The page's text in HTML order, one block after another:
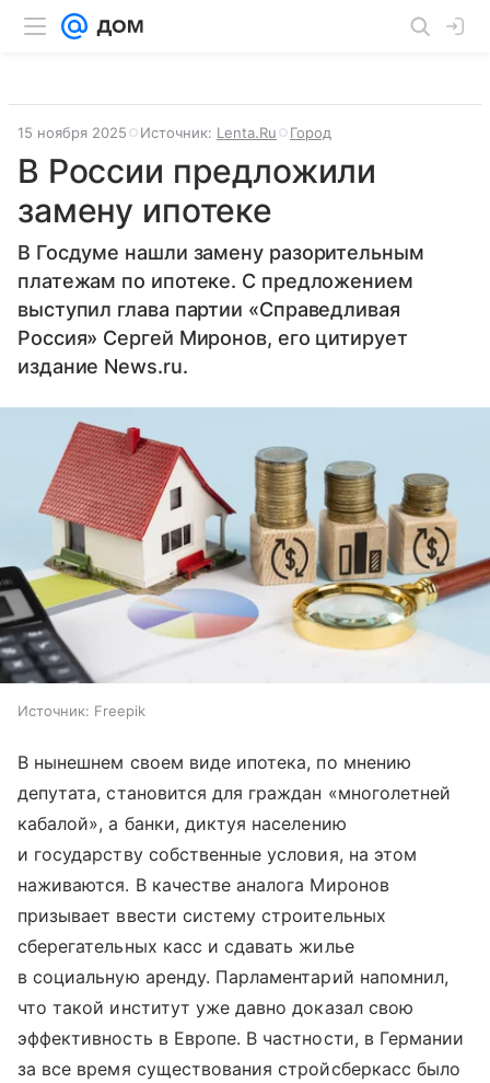
15 ноября 2025 Источник: Lenta.Ru Город
В России предложили
замену ипотеке
В Госдуме нашли замену разорительным
платежам по ипотеке. С предложением
выступил глава партии «Справедливая
Россия» Сергей Миронов, его цитирует
издание News.ru.
Источник: Freepik
В нынешнем своем виде ипотека, по мнению
депутата, становится для граждан «многолетней
кабалой», а банки, диктуя населению
и государству собственные условия, на этом
наживаются. В качестве аналога Миронов
призывает ввести систему строительных
сберегательных касс и сдавать жилье
в социальную аренду. Парламентарий напомнил,
что такой институт уже давно доказал свою
эффективность в Европе. В частности, в Германии
за все время существования стройсберкасс было